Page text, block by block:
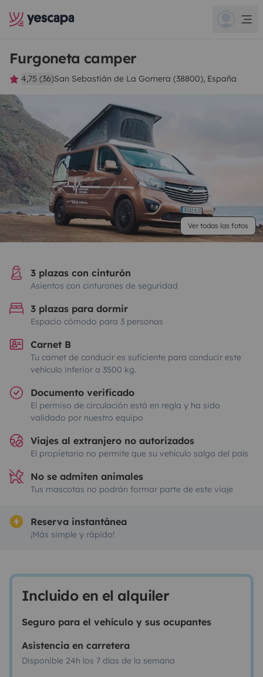
Furgoneta camper
4,75 (36)San Sebastián de La Gomera (38800), España
Ver todas las fotos
3 plazas con cinturón
Asientos con cinturones de seguridad
3 plazas para dormir
Espacio cómodo para 3 personas
Carnet B
Tu carnet de conducir es suficiente para conducir este
vehículo inferior a 3500 kg.
Documento verificado
El permiso de circulación está en regla y ha sido
validado por nuestro equipo
Viajes al extranjero no autorizados
El propietario no permite que su vehículo salga del país
No se admiten animales
Tus mascotas no podrán formar parte de este viaje
Reserva instantánea
¡Más simple y rápido!
Incluido en el alquiler
Seguro para el vehículo y sus ocupantes
Asistencia en carretera
Disponible 24h los 7 días de la semana